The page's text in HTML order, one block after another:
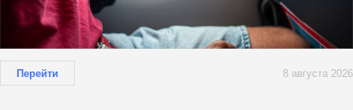
Перейти 8 августа 2026